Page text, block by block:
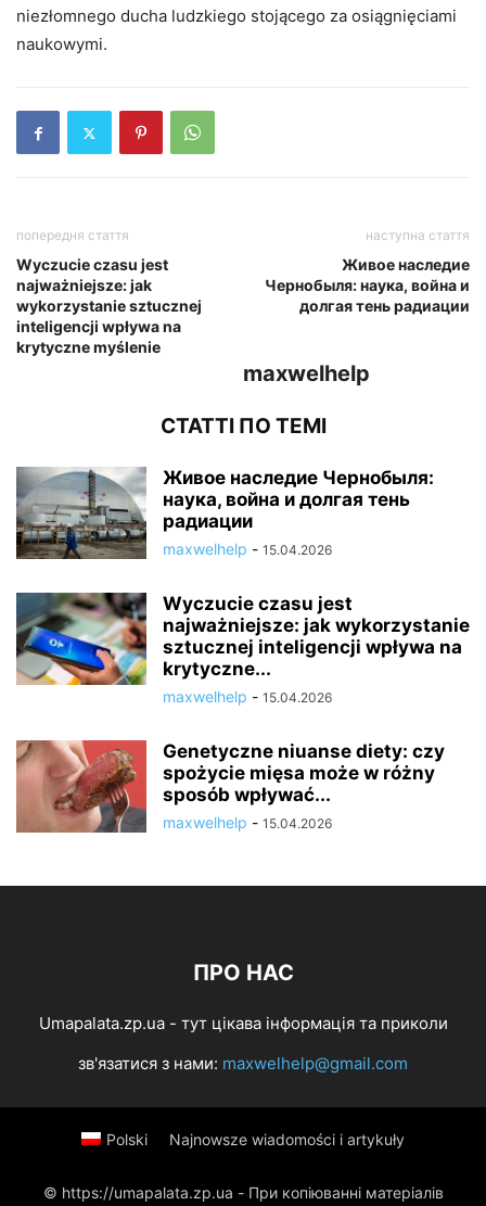
niezłomnego ducha ludzkiego stojącego za osiągnięciami
naukowymi.
попередня стаття
Wyczucie czasu jest
najważniejsze: jak
wykorzystanie sztucznej
inteligencji wpływa na
krytyczne myślenie
наступна стаття
Живое наследие
Чернобыля: наука, война и
долгая тень радиации
maxwelhelp
СТАТТІ ПО ТЕМІ
Живое наследие Чернобыля:
наука, война и долгая тень
радиации
maxwelhelp - 15.04.2026
Wyczucie czasu jest
najważniejsze: jak wykorzystanie
sztucznej inteligencji wpływa na
krytyczne...
maxwelhelp - 15.04.2026
Genetyczne niuanse diety: czy
spożycie mięsa może w różny
sposób wpływać...
maxwelhelp - 15.04.2026
ПРО НАС
Umapalata.zp.ua - тут цікава інформація та приколи
зв'язатися з нами: maxwelhelp@gmail.com
Polski Najnowsze wiadomości i artykuły
© https://umapalata.zp.ua - При копіюванні матеріалів